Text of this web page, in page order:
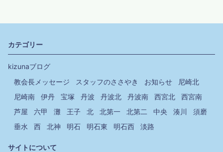
カテゴリー
kizunaブログ
教会長メッセージ
スタッフのささやき お知らせ
尼崎北
尼崎南
伊丹 宝塚 丹波 丹波北 丹波南 西宮北
西宮南
芦屋
六甲 灘 王子 北 北第一 北第二 中央 湊川
須磨
垂水
西 北神 明石 明石東 明石西 淡路
サイトについて